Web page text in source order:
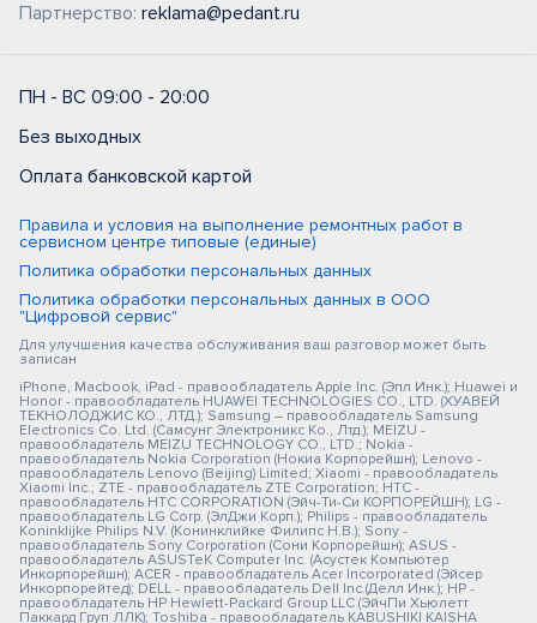
Партнерство: reklama@pedant.ru
ПН - ВС 09:00 - 20:00
Без выходных
Оплата банковской картой
Правила и условия на выполнение ремонтных работ в
сервисном центре типовые (единые)
Политика обработки персональных данных
Политика обработки персональных данных в ООО
"Цифровой сервис"
Для улучшения качества обслуживания ваш разговор может быть
записан
iPhone, Macbook, iPad - правообладатель Apple Inc. (Эпл Инк.); Huawei и
Honor - правообладатель HUAWEI TECHNOLOGIES CO., LTD. (ХУАВЕЙ
ТЕКНОЛОДЖИС КО., ЛТД.); Samsung – правообладатель Samsung
Electronics Co. Ltd. (Самсунг Электроникс Ко., Лтд.); MEIZU -
правообладатель MEIZU TECHNOLOGY CO., LTD.; Nokia -
правообладатель Nokia Corporation (Нокиа Корпорейшн); Lenovo -
правообладатель Lenovo (Beijing) Limited; Xiaomi - правообладатель
Xiaomi Inc.; ZTE - правообладатель ZTE Corporation; HTC -
правообладатель HTC CORPORATION (Эйч-Ти-Си КОРПОРЕЙШН); LG -
правообладатель LG Corp. (ЭлДжи Корп.); Philips - правообладатель
Koninklijke Philips N.V. (Конинклийке Филипс Н.В.); Sony -
правообладатель Sony Corporation (Сони Корпорейшн); ASUS -
правообладатель ASUSTeK Computer Inc. (Асустек Компьютер
Инкорпорейшн); ACER - правообладатель Acer Incorporated (Эйсер
Инкорпорейтед); DELL - правообладатель Dell Inc.(Делл Инк.); HP -
правообладатель HP Hewlett-Packard Group LLC (ЭйчПи Хьюлетт
Паккард Груп ЛЛК); Toshiba - правообладатель KABUSHIKI KAISHA